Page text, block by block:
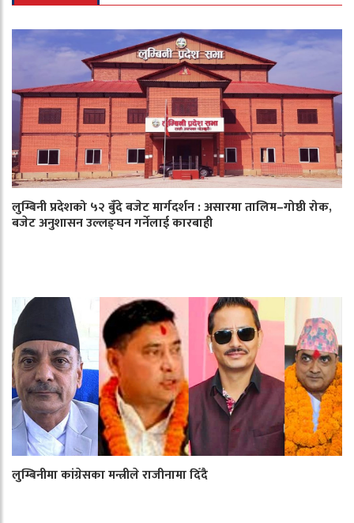
लुम्बिनी प्रदेशको ५२ बुँदे बजेट मार्गदर्शन : असारमा तालिम–गोष्ठी रोक,
बजेट अनुशासन उल्लङ्घन गर्नेलाई कारबाही
लुम्बिनीमा कांग्रेसका मन्त्रीले राजीनामा दिँदै